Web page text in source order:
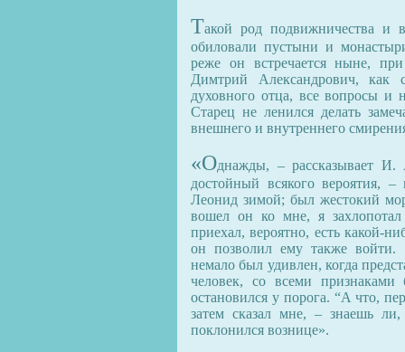
Такой род подвижничества и
обиловали пустыни и
реже он встречается ныне, при
Димтрий Александрович, как
духовного отца, все вопросы и
Старец не ленился делать
внешнего и внутреннего
«Однажды, – рассказывает И.
достойный всякого вероятия,
Леонид зимой; был жестокий
вошел он ко мне, я
приехал, вероятно, есть какой-
он позволил ему также войти.
немало был удивлен, когда
человек, со всеми признаками
остановился у порога. “А что,
затем сказал мне, – знаешь
поклонился вознице».